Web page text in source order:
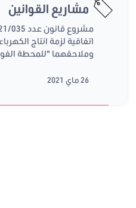
مشاريع القوانين
اتفاقية لزمة انتاج
وملاحقهما "للمحطة
26 ماي 2021